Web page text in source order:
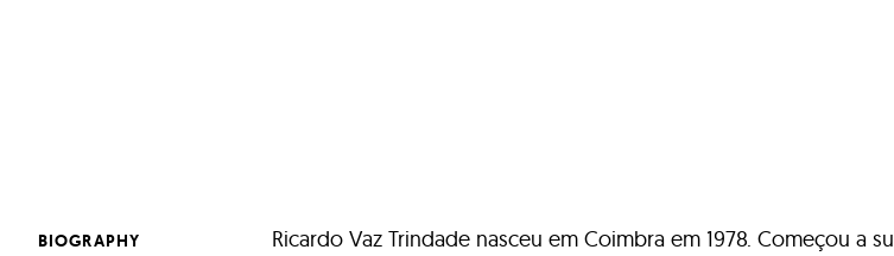
BIOGRAPHY
Ricardo Vaz Trindade nasceu em Coimbra em 1978. Começou a